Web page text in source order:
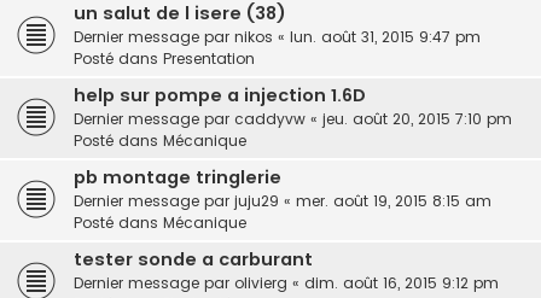
un salut de l isere (38)
Dernier message par nikos « lun. août 31, 2015 9:47 pm
Posté dans Presentation
help sur pompe a injection 1.6D
Dernier message par caddyvw « jeu. août 20, 2015 7:10 pm
Posté dans Mécanique
pb montage tringlerie
Dernier message par juju29 « mer. août 19, 2015 8:15 am
Posté dans Mécanique
tester sonde a carburant
Dernier message par olivierg « dim. août 16, 2015 9:12 pm